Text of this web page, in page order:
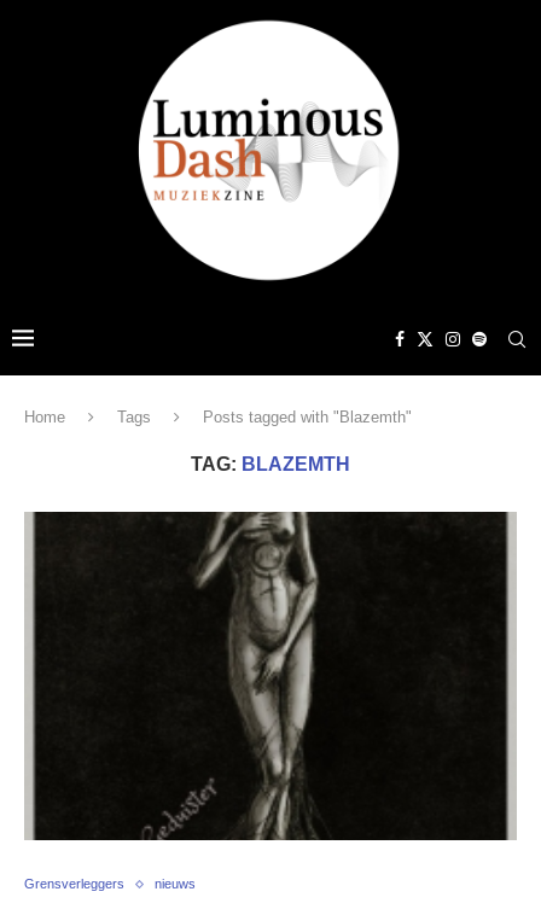
Home Tags Posts tagged with "Blazemth"
TAG: BLAZEMTH
Grensverleggers nieuws